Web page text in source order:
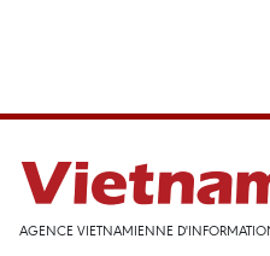
AGENCE VIETNAMIENNE